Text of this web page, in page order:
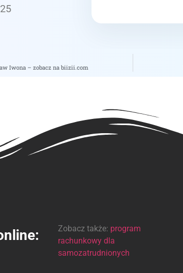
Iwona – zobacz na biizii.com
Zobacz także: program
rachunkowy dla
samozatrudnionych